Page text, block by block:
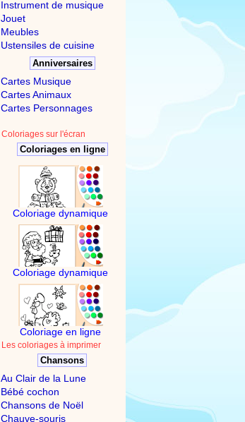
Instrument de musique
Jouet
Meubles
Ustensiles de cuisine
Anniversaires
Cartes Musique
Cartes Animaux
Cartes Personnages
Coloriages sur l'écran
Coloriages en ligne
Coloriage dynamique
Coloriage dynamique
Coloriage en ligne
Les coloriages à imprimer
Chansons
Au Clair de la Lune
Bébé cochon
Chansons de Noël
Chauve-souris